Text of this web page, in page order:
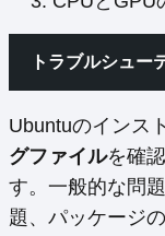
トラブルシュー
Ubuntuのインス
グファイルを確
す。一般的な問
題、パッケージ